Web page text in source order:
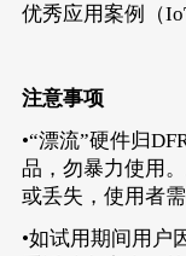
优秀应用案例
（
注意事项
•“漂流”硬件归
品，勿暴力使用
或丢失，使用者
•如试用期间用户